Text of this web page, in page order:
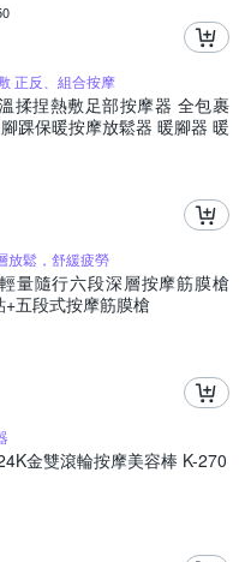
正反、組合按摩
揉捏熱敷足部按摩器 全包裹
踝保暖按摩放鬆器 暖腳器 暖
放鬆，舒緩疲勞
量隨行六段深層按摩筋膜槍
五段式按摩筋膜槍
金雙滾輪按摩美容棒 K-270